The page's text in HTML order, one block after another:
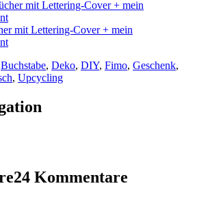
mit Lettering-Cover + mein
Buchstabe, Deko, DIY, Fimo, Geschenk,
, Upcycling
24 Kommentare